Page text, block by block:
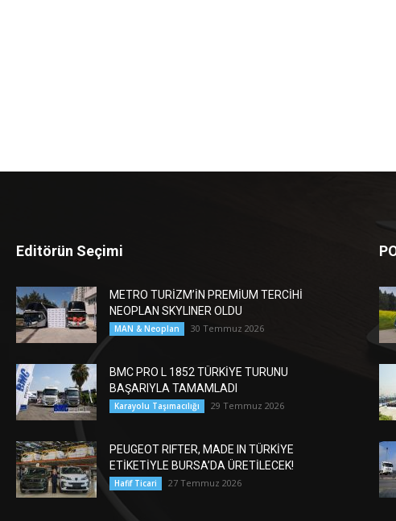
Editörün Seçimi
METRO TURİZM’İN PREMİUM TERCİHİ
NEOPLAN SKYLINER OLDU
MAN & Neoplan 30 Temmuz 2026
BMC PRO L 1852 TÜRKİYE TURUNU
BAŞARIYLA TAMAMLADI
Karayolu Taşımacılığı 29 Temmuz 2026
PEUGEOT RIFTER, MADE IN TÜRKİYE
ETİKETİYLE BURSA’DA ÜRETİLECEK!
Hafif Ticari 27 Temmuz 2026